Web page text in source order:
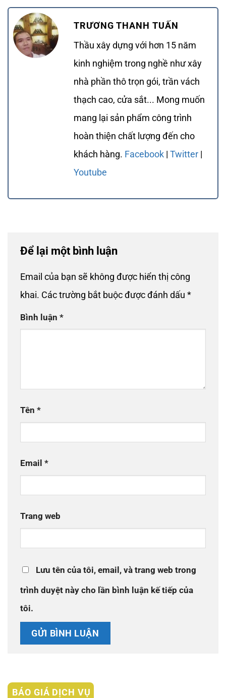
TRƯƠNG THANH TUẤN
Thầu xây dựng với hơn 15 năm
kinh nghiệm trong nghề như xây
nhà phần thô trọn gói, trần vách
thạch cao, cửa sắt... Mong muốn
mang lại sản phẩm công trình
hoàn thiện chất lượng đến cho
khách hàng. Facebook | Twitter |
Youtube
Để lại một bình luận
Email của bạn sẽ không được hiển thị công
khai. Các trường bắt buộc được đánh dấu *
Bình luận *
Tên *
Email *
Trang web
Lưu tên của tôi, email, và trang web trong
trình duyệt này cho lần bình luận kế tiếp của
tôi.
BÁO GIÁ DỊCH VỤ